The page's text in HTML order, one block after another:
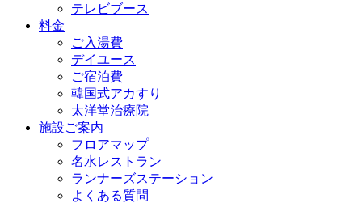
テレビブース
料金
ご入湯費
デイユース
ご宿泊費
韓国式アカすり
太洋堂治療院
施設ご案内
フロアマップ
名水レストラン
ランナーズステーション
よくある質問